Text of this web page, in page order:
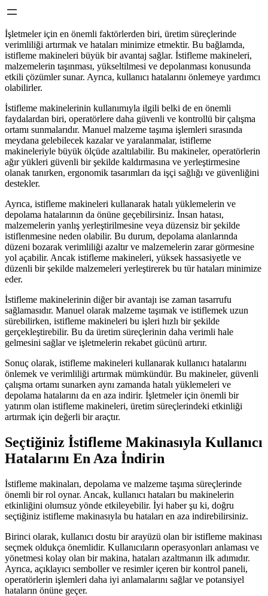
İşletmeler için en önemli faktörlerden biri, üretim süreçlerinde
verimliliği artırmak ve hataları minimize etmektir. Bu bağlamda,
istifleme makineleri büyük bir avantaj sağlar. İstifleme makineleri,
malzemelerin taşınması, yükseltilmesi ve depolanması konusunda
etkili çözümler sunar. Ayrıca, kullanıcı hatalarını önlemeye yardımcı
olabilirler.
İstifleme makinelerinin kullanımıyla ilgili belki de en önemli
faydalardan biri, operatörlere daha güvenli ve kontrollü bir çalışma
ortamı sunmalarıdır. Manuel malzeme taşıma işlemleri sırasında
meydana gelebilecek kazalar ve yaralanmalar, istifleme
makineleriyle büyük ölçüde azaltılabilir. Bu makineler, operatörlerin
ağır yükleri güvenli bir şekilde kaldırmasına ve yerleştirmesine
olanak tanırken, ergonomik tasarımları da işçi sağlığı ve güvenliğini
destekler.
Ayrıca, istifleme makineleri kullanarak hatalı yüklemelerin ve
depolama hatalarının da önüne geçebilirsiniz. İnsan hatası,
malzemelerin yanlış yerleştirilmesine veya düzensiz bir şekilde
istiflenmesine neden olabilir. Bu durum, depolama alanlarında
düzeni bozarak verimliliği azaltır ve malzemelerin zarar görmesine
yol açabilir. Ancak istifleme makineleri, yüksek hassasiyetle ve
düzenli bir şekilde malzemeleri yerleştirerek bu tür hataları minimize
eder.
İstifleme makinelerinin diğer bir avantajı ise zaman tasarrufu
sağlamasıdır. Manuel olarak malzeme taşımak ve istiflemek uzun
sürebilirken, istifleme makineleri bu işleri hızlı bir şekilde
gerçekleştirebilir. Bu da üretim süreçlerinin daha verimli hale
gelmesini sağlar ve işletmelerin rekabet gücünü artırır.
Sonuç olarak, istifleme makineleri kullanarak kullanıcı hatalarını
önlemek ve verimliliği artırmak mümkündür. Bu makineler, güvenli
çalışma ortamı sunarken aynı zamanda hatalı yüklemeleri ve
depolama hatalarını da en aza indirir. İşletmeler için önemli bir
yatırım olan istifleme makineleri, üretim süreçlerindeki etkinliği
artırmak için değerli bir araçtır.
Seçtiğiniz İstifleme Makinasıyla Kullanıcı
Hatalarını En Aza İndirin
İstifleme makinaları, depolama ve malzeme taşıma süreçlerinde
önemli bir rol oynar. Ancak, kullanıcı hataları bu makinelerin
etkinliğini olumsuz yönde etkileyebilir. İyi haber şu ki, doğru
seçtiğiniz istifleme makinasıyla bu hataları en aza indirebilirsiniz.
Birinci olarak, kullanıcı dostu bir arayüzü olan bir istifleme makinası
seçmek oldukça önemlidir. Kullanıcıların operasyonları anlaması ve
yönetmesi kolay olan bir makina, hataları azaltmanın ilk adımıdır.
Ayrıca, açıklayıcı semboller ve resimler içeren bir kontrol paneli,
operatörlerin işlemleri daha iyi anlamalarını sağlar ve potansiyel
hataların önüne geçer.